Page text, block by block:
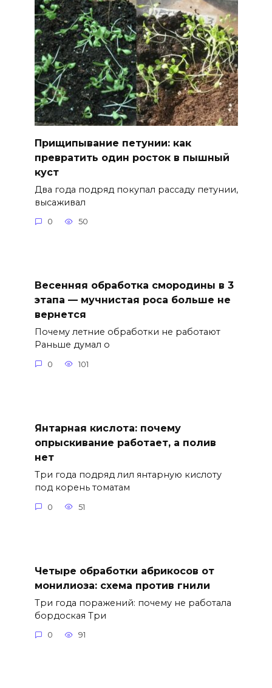
Прищипывание петунии: как
превратить один росток в пышный
куст
Два года подряд покупал рассаду петунии,
высаживал
0 50
Весенняя обработка смородины в 3
этапа — мучнистая роса больше не
вернется
Почему летние обработки не работают
Раньше думал о
0 101
Янтарная кислота: почему
опрыскивание работает, а полив
нет
Три года подряд лил янтарную кислоту
под корень томатам
0 51
Четыре обработки абрикосов от
монилиоза: схема против гнили
Три года поражений: почему не работала
бордоская Три
0 91